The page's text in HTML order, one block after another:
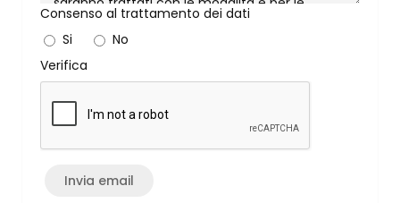
Consenso al trattamento dei dati
Si
No
Verifica